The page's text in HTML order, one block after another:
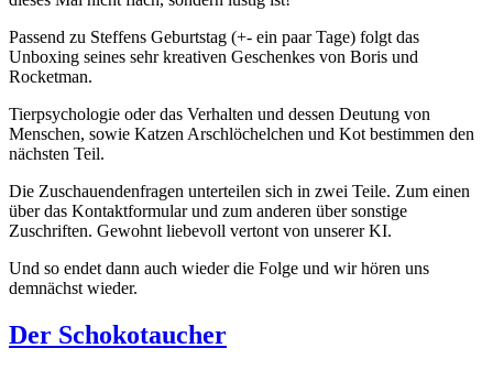
Passend zu Steffens Geburtstag (+- ein paar Tage) folgt das
Unboxing seines sehr kreativen Geschenkes von Boris und
Rocketman.
Tierpsychologie oder das Verhalten und dessen Deutung von
Menschen, sowie Katzen Arschlöchelchen und Kot bestimmen den
nächsten Teil.
Die Zuschauendenfragen unterteilen sich in zwei Teile. Zum einen
über das Kontaktformular und zum anderen über sonstige
Zuschriften. Gewohnt liebevoll vertont von unserer KI.
Und so endet dann auch wieder die Folge und wir hören uns
demnächst wieder.
Der Schokotaucher